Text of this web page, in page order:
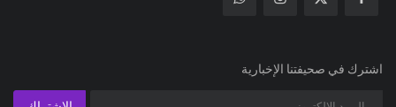
اشترك في صحيفتنا الإخبارية